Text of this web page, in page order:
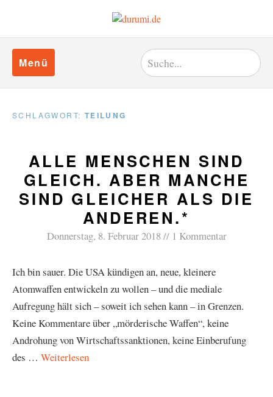
Menü
SCHLAGWORT: TEILUNG
ALLE MENSCHEN SIND
GLEICH. ABER MANCHE
SIND GLEICHER ALS DIE
ANDEREN.*
Donnerstag, 8. Februar 2018 1 Kommentar
Ich bin sauer. Die USA kündigen an, neue, kleinere
Atomwaffen entwickeln zu wollen – und die mediale
Aufregung hält sich – soweit ich sehen kann – in Grenzen.
Keine Kommentare über „mörderische Waffen“, keine
Androhung von Wirtschaftssanktionen, keine Einberufung
des … Weiterlesen